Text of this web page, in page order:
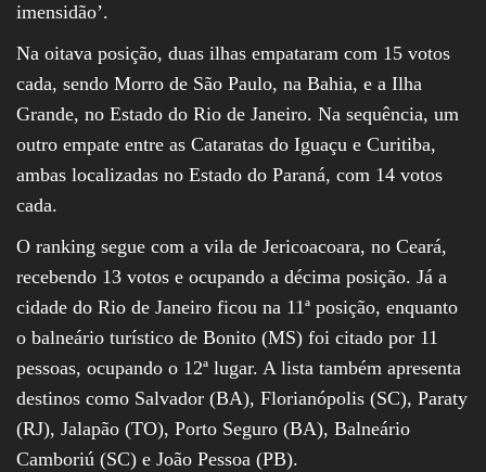
imensidão’.
Na oitava posição, duas ilhas empataram com 15 votos
cada, sendo Morro de São Paulo, na Bahia, e a Ilha
Grande, no Estado do Rio de Janeiro. Na sequência, um
outro empate entre as Cataratas do Iguaçu e Curitiba,
ambas localizadas no Estado do Paraná, com 14 votos
cada.
O ranking segue com a vila de Jericoacoara, no Ceará,
recebendo 13 votos e ocupando a décima posição. Já a
cidade do Rio de Janeiro ficou na 11ª posição, enquanto
o balneário turístico de Bonito (MS) foi citado por 11
pessoas, ocupando o 12ª lugar. A lista também apresenta
destinos como Salvador (BA), Florianópolis (SC), Paraty
(RJ), Jalapão (TO), Porto Seguro (BA), Balneário
Camboriú (SC) e João Pessoa (PB).